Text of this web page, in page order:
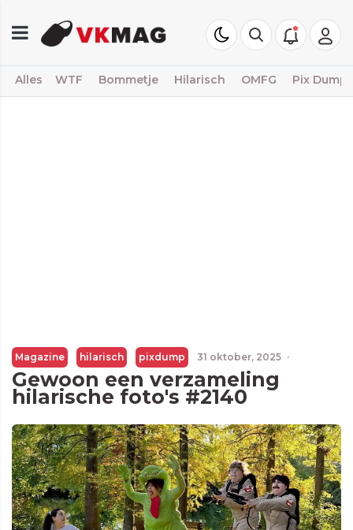
Alles WTF Bommetje Hilarisch OMFG Pix Dump
Magazine hilarisch pixdump 31 oktober, 2025 ·
Gewoon een verzameling
hilarische foto's #2140